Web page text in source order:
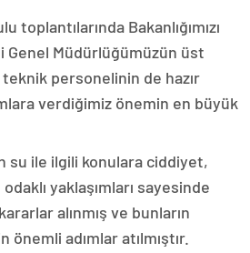
toplantılarında Bakanlığımızı
Müdürlüğümüzün üst
personelinin de hazır
verdiğimiz önemin en büyük
su ile ilgili konulara ciddiyet,
yaklaşımları sayesinde
alınmış ve bunların
adımlar atılmıştır.